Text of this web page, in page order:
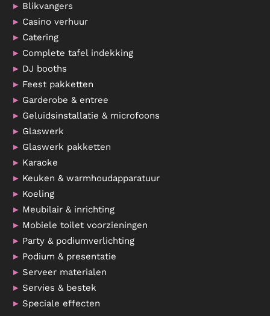
Blikvangers
Casino verhuur
Catering
Complete tafel indekking
DJ booths
Feest pakketten
Garderobe & entree
Geluidsinstallatie & microfoons
Glaswerk
Glaswerk pakketten
Karaoke
Keuken & warmhoudapparatuur
Koeling
Meubilair & inrichting
Mobiele toilet voorzieningen
Party & podiumverlichting
Podium & presentatie
Serveer materialen
Servies & bestek
Speciale effecten